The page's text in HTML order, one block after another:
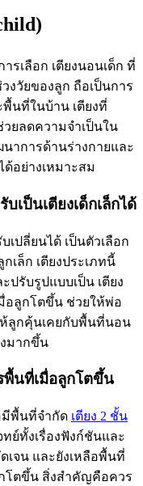
รเลือก เตียงนอนเด็ก ที่
งวัยของลูก ถือเป็นการ
นที่ในบ้าน เตียงที่
ยลดความจำเป็นใน
นาการด้านร่างกายและ
ด้อย่างเหมาะสม
เป็นเตียงเด็กเล็กได้
เปลี่ยนได้ เป็นตัวเลือก
ล็ก เตียงประเภทนี้
ปรับรูปแบบเป็น เตียง
อลูกโตขึ้น ช่วยให้พ่อ
ห้ลูกคุ้นเคยกับพื้นที่นอน
มากขึ้น
พื้นที่เมื่อลูกโตขึ้น
พื้นที่จำกัด เตียง 2 ชั้น
ย์ทั้งเรื่องฟังก์ชันและ
จน และยังเหลือพื้นที่
โตขึ้น สิ่งสำคัญคือควร